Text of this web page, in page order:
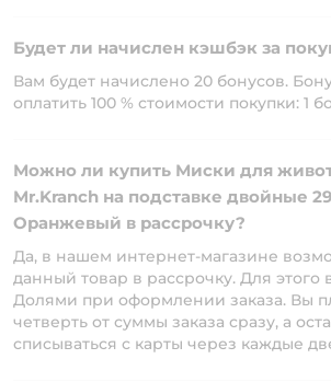
Будет ли начислен кэшбэк за
Вам будет начислено 20 бонусов.
оплатить 100 % стоимости покупки: 1
Можно ли купить Миски для
Mr.Kranch на подставке двойные
Оранжевый в рассрочку?
Да, в нашем интернет-магазине
данный товар в рассрочку. Для этого
Долями при оформлении заказа. Вы
четверть от суммы заказа сразу, а
списываться с карты через каждые